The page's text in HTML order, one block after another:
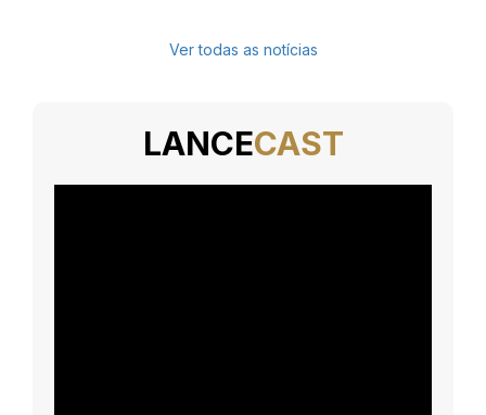
Ver todas as notícias
LANCECAST